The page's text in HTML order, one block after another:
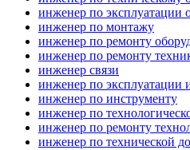
инженер по эксплуатации
инженер по монтажу
инженер по ремонту
инженер по ремонту
инженер связи
инженер по эксплуатации
инженер по инструменту
инженер по
инженер по ремонту
инженер по технической